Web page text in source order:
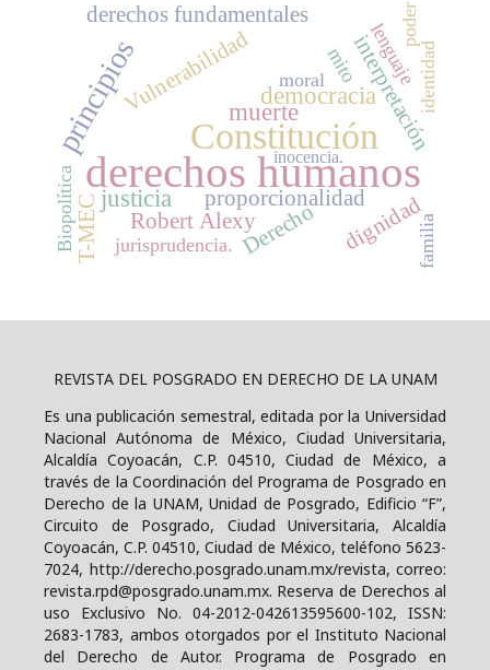
derechos humanos
Constitución
principios
justicia
muerte
democracia
proporcionalidad
interpretación
Robert Alexy
Vulnerabilidad
derechos fundamentales
Derecho dignidad
T-MEC
moral
Biopolítica jurisprudencia.
identidad
familia
mitolenguaje
poder
inocencia.
REVISTA DEL POSGRADO EN DERECHO DE LA UNAM
Es una publicación semestral, editada por la Universidad
Nacional Autónoma de México, Ciudad Universitaria,
Alcaldía Coyoacán, C.P. 04510, Ciudad de México, a
través de la Coordinación del Programa de Posgrado en
Derecho de la UNAM, Unidad de Posgrado, Edificio “F”,
Circuito de Posgrado, Ciudad Universitaria, Alcaldía
Coyoacán, C.P. 04510, Ciudad de México, teléfono 5623-
7024, http://derecho.posgrado.unam.mx/revista, correo:
revista.rpd@posgrado.unam.mx. Reserva de Derechos al
uso Exclusivo No. 04-2012-042613595600-102, ISSN:
2683-1783, ambos otorgados por el Instituto Nacional
del Derecho de Autor. Programa de Posgrado en